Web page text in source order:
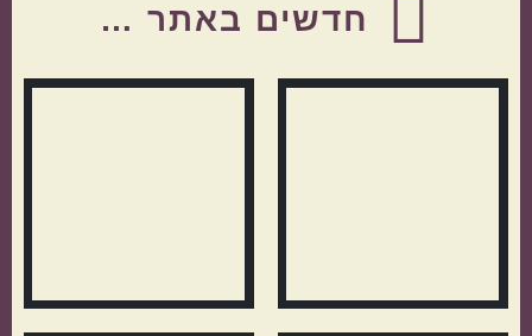
חדשים באתר …